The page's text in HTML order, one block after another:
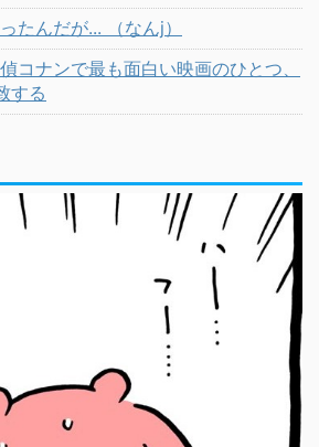
たんだが... （なんj）
コナンで最も面白い映画のひとつ、
する